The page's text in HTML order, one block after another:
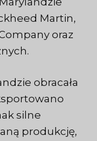
Martin,
oraz
obracała
silne
produkcję,